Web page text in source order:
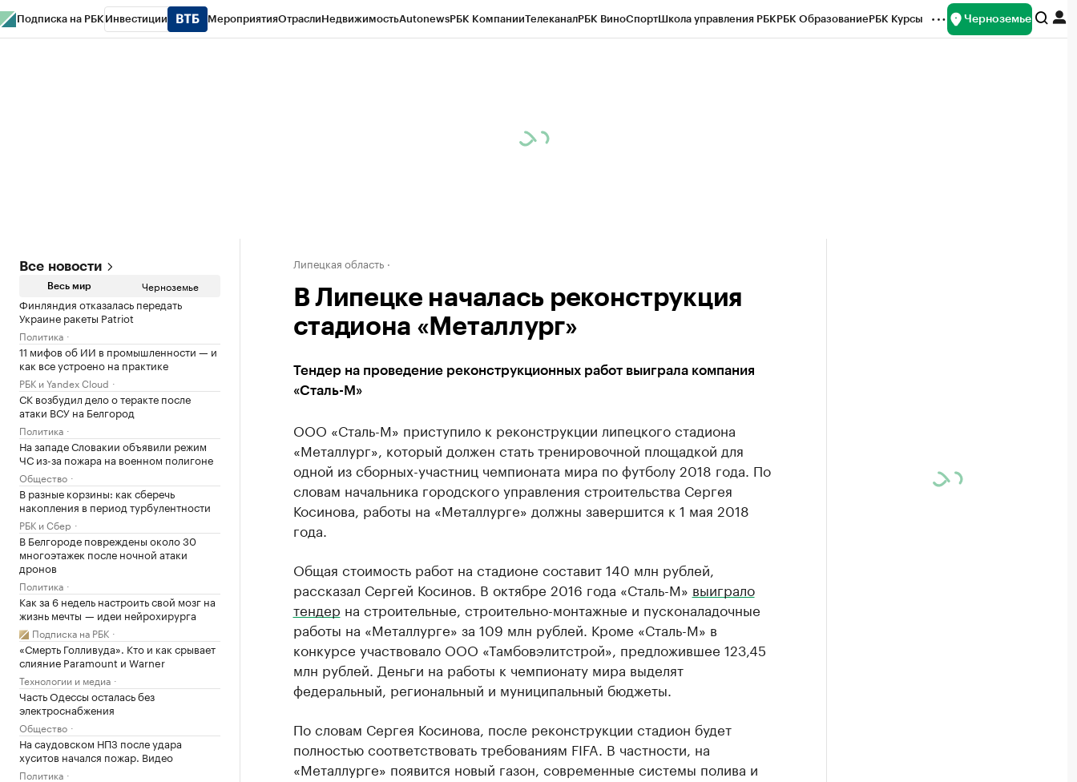
Подписка на РБК Инвестиции МероприятияОтраслиНедвижимостьAutonewsРБК КомпанииТелеканалРБК ВиноСпортШкола управления РБКРБК ОбразованиеРБК Курсы Черноземье
Все новости
Весь мир Черноземье
Финляндия отказалась передать
Украине ракеты Patriot
Политика
11 мифов об ИИ в промышленности — и
как все устроено на практике
РБК и Yandex Cloud
СК возбудил дело о теракте после
атаки ВСУ на Белгород
Политика
На западе Словакии объявили режим
ЧС из-за пожара на военном полигоне
Общество
В разные корзины: как сберечь
накопления в период турбулентности
РБК и Сбер
В Белгороде повреждены около 30
многоэтажек после ночной атаки
дронов
Политика
Как за 6 недель настроить свой мозг на
жизнь мечты — идеи нейрохирурга
Подписка на РБК
«Смерть Голливуда». Кто и как срывает
слияние Paramount и Warner
Технологии и медиа
Часть Одессы осталась без
электроснабжения
Общество
На саудовском НПЗ после удара
хуситов начался пожар. Видео
Политика
Липецкая область
В Липецке началась реконструкция
стадиона «Металлург»
Тендер на проведение реконструкционных работ выиграла компания
«Сталь-М»
ООО «Сталь-М» приступило к реконструкции липецкого стадиона
«Металлург», который должен стать тренировочной площадкой для
одной из сборных-участниц чемпионата мира по футболу 2018 года. По
словам начальника городского управления строительства Сергея
Косинова, работы на «Металлурге» должны завершится к 1 мая 2018
года.
Общая стоимость работ на стадионе составит 140 млн рублей,
рассказал Сергей Косинов. В октябре 2016 года «Сталь-М» выиграло
тендер на строительные, строительно-монтажные и пусконаладочные
работы на «Металлурге» за 109 млн рублей. Кроме «Сталь-М» в
конкурсе участвовало ООО «Тамбовэлитстрой», предложившее 123,45
млн рублей. Деньги на работы к чемпионату мира выделят
федеральный, региональный и муниципальный бюджеты.
По словам Сергея Косинова, после реконструкции стадион будет
полностью соответствовать требованиям FIFA. В частности, на
«Металлурге» появится новый газон, современные системы полива и